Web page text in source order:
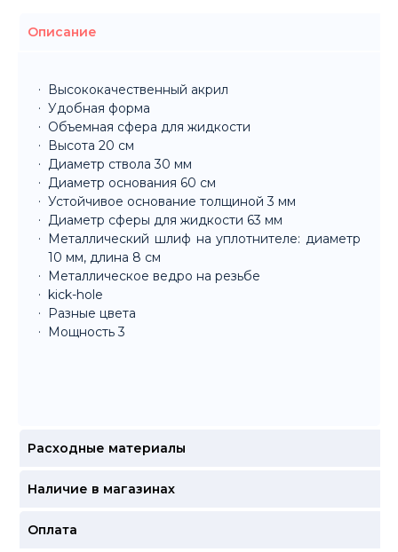
Описание
Высококачественный акрил
Удобная форма
Объемная сфера для жидкости
Высота 20 см
Диаметр ствола 30 мм
Диаметр основания 60 см
Устойчивое основание толщиной 3 мм
Диаметр сферы для жидкости 63 мм
Металлический шлиф на уплотнителе: диаметр
10 мм, длина 8 см
Металлическое ведро на резьбе
kick-hole
Разные цвета
Мощность 3
Расходные материалы
Наличие в магазинах
Оплата